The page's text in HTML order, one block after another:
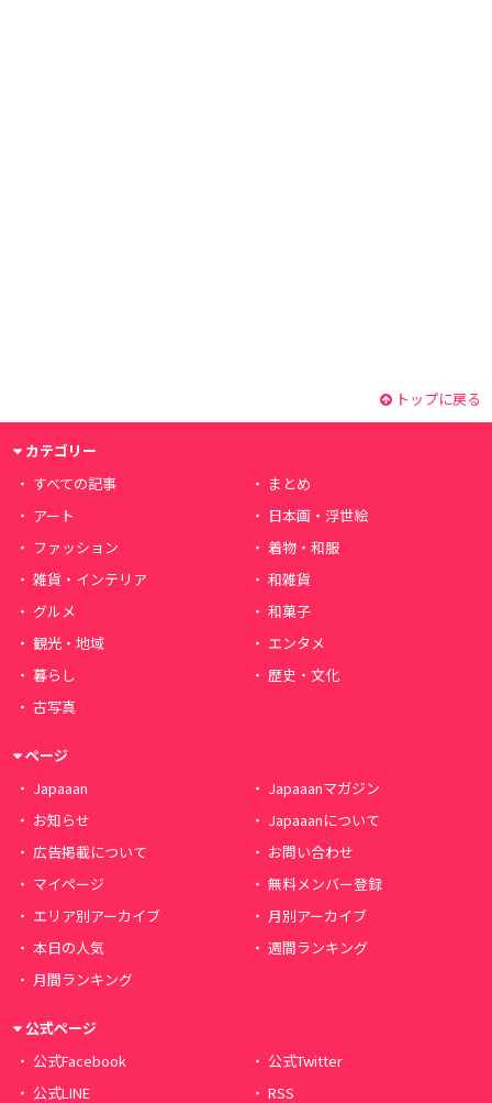
トップに戻る
カテゴリー
すべての記事
まとめ
アート
日本画・浮世絵
ファッション
着物・和服
雑貨・インテリア
和雑貨
グルメ
和菓子
観光・地域
エンタメ
暮らし
歴史・文化
古写真
ページ
Japaaan
Japaaanマガジン
お知らせ
Japaaanについて
広告掲載について
お問い合わせ
マイページ
無料メンバー登録
エリア別アーカイブ
月別アーカイブ
本日の人気
週間ランキング
月間ランキング
公式ページ
公式Facebook
公式Twitter
公式LINE
RSS